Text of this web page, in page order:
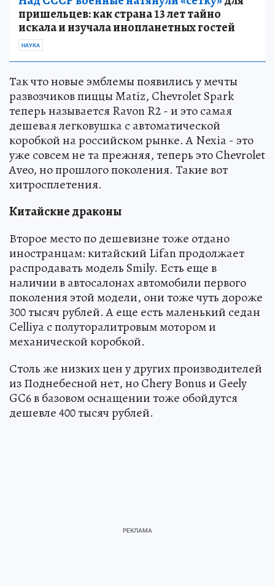
пришельцев: как страна 13 лет тайно
искала и изучала инопланетных гостей
НАУКА
Так что новые эмблемы появились у мечты
развозчиков пиццы Matiz, Chevrolet Spark
теперь называется Ravon R2 - и это самая
дешевая легковушка с автоматической
коробкой на российском рынке. А Nexia - это
уже совсем не та прежняя, теперь это Chevrolet
Aveo, но прошлого поколения. Такие вот
хитросплетения.
Китайские драконы
Второе место по дешевизне тоже отдано
иностранцам: китайский Lifan продолжает
распродавать модель Smily. Есть еще в
наличии в автосалонах автомобили первого
поколения этой модели, они тоже чуть дороже
300 тысяч рублей. А еще есть маленький седан
Celliya с полуторалитровым мотором и
механической коробкой.
Столь же низких цен у других производителей
из Поднебесной нет, но Chery Bonus и Geely
GC6 в базовом оснащении тоже обойдутся
дешевле 400 тысяч рублей.